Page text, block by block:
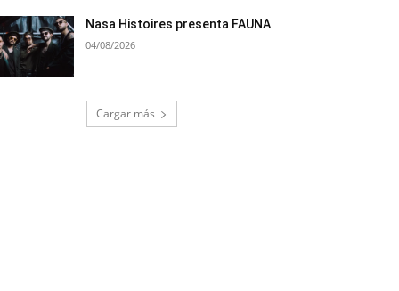
Nasa Histoires presenta FAUNA
04/08/2026
Cargar más